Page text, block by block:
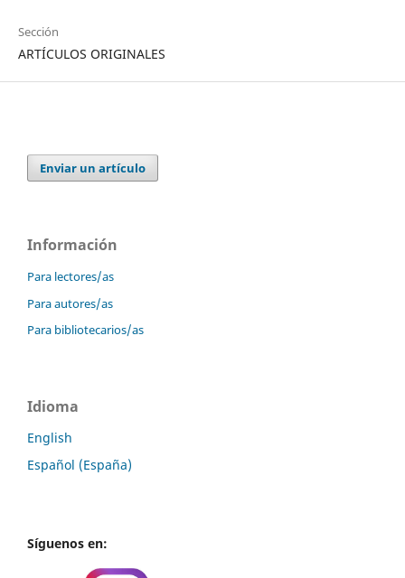
Sección
ARTÍCULOS ORIGINALES
Enviar un artículo
Información
Para lectores/as
Para autores/as
Para bibliotecarios/as
Idioma
English
Español (España)
Síguenos en: